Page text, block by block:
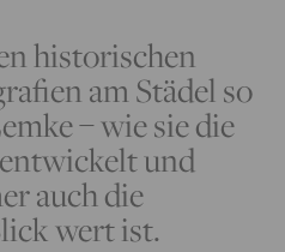
historischen
am Städel so
– wie sie die
und
auch die
wert ist.